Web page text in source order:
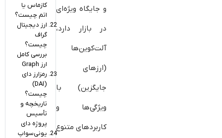
و جایگاه ویژه‌ای
در بازار دارد،
آلت‌کوین‌ها
(ارزهای
جایگزین) با
ویژگی‌ها و
کاربردهای متنوع
کازماس یا
اتم چیست؟
ارز دیجیتال
گراف
چیست؟
بررسی کامل
ارز Graph
رمزارز دای
(DAI)
چیست؟
تاریخچه و
تأسیس
پروژه دای
یونی‌سواپ